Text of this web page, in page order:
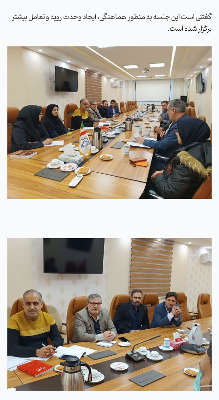
گفتنی است این جلسه به منظور هماهنگی، ایجاد وحدت رویه و تعامل بیشتر
برگزار شده است.